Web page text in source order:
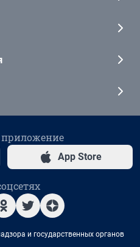
App Store
и государственных органов